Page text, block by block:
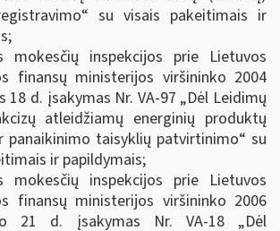
su visais pakeitimais ir
mokesčių inspekcijos prie Lietuvos
finansų ministerijos viršininko 2004
18 d. įsakymas Nr. VA-97 „Dėl Leidimų
atleidžiamų energinių produktų
panaikinimo taisyklių patvirtinimo“ su
ir papildymais;
mokesčių inspekcijos prie Lietuvos
finansų ministerijos viršininko 2006
21 d. įsakymas Nr. VA-18 „Dėl